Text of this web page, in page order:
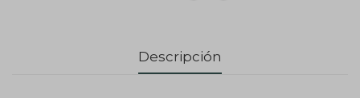
Descripción